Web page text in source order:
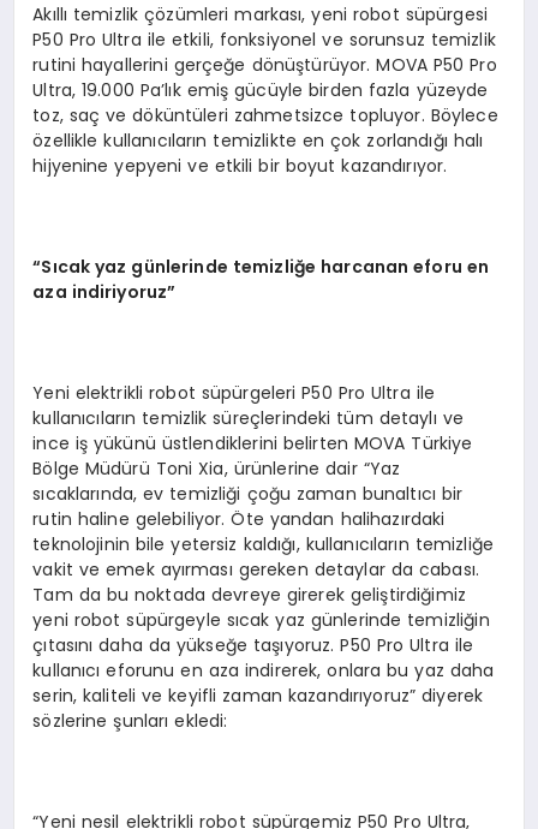
Akıllı temizlik çözümleri markası, yeni robot süpürgesi
P50 Pro Ultra ile etkili, fonksiyonel ve sorunsuz temizlik
rutini hayallerini gerçeğe dönüştürüyor. MOVA P50 Pro
Ultra, 19.000 Pa’lık emiş gücüyle birden fazla yüzeyde
toz, saç ve döküntüleri zahmetsizce topluyor. Böylece
özellikle kullanıcıların temizlikte en çok zorlandığı halı
hijyenine yepyeni ve etkili bir boyut kazandırıyor.
“Sıcak yaz günlerinde temizliğe harcanan eforu en
aza indiriyoruz”
Yeni elektrikli robot süpürgeleri P50 Pro Ultra ile
kullanıcıların temizlik süreçlerindeki tüm detaylı ve
ince iş yükünü üstlendiklerini belirten MOVA Türkiye
Bölge Müdürü Toni Xia, ürünlerine dair “Yaz
sıcaklarında, ev temizliği çoğu zaman bunaltıcı bir
rutin haline gelebiliyor. Öte yandan halihazırdaki
teknolojinin bile yetersiz kaldığı, kullanıcıların temizliğe
vakit ve emek ayırması gereken detaylar da cabası.
Tam da bu noktada devreye girerek geliştirdiğimiz
yeni robot süpürgeyle sıcak yaz günlerinde temizliğin
çıtasını daha da yükseğe taşıyoruz. P50 Pro Ultra ile
kullanıcı eforunu en aza indirerek, onlara bu yaz daha
serin, kaliteli ve keyifli zaman kazandırıyoruz” diyerek
sözlerine şunları ekledi:
“Yeni nesil elektrikli robot süpürgemiz P50 Pro Ultra,